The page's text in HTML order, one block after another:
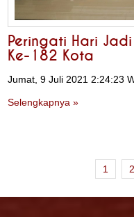
Peringati Hari
Ke-182 Kota
Jumat, 9 Juli 2021 2:24:23
Selengkapnya »
1 2